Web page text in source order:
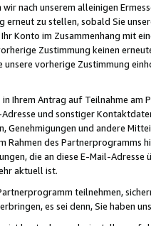
nach unserem alleinigen
zu stellen, sobald Sie
Konto im Zusammenhang mit
Zustimmung keinen
unsere vorherige Zustimmung
in Ihrem Antrag auf Teilnahme
und sonstiger
Genehmigungen und andere
des Partnerprogramms
die an diese E-Mail-
aktuell ist.
teilnehmen,
es sei denn, Sie haben